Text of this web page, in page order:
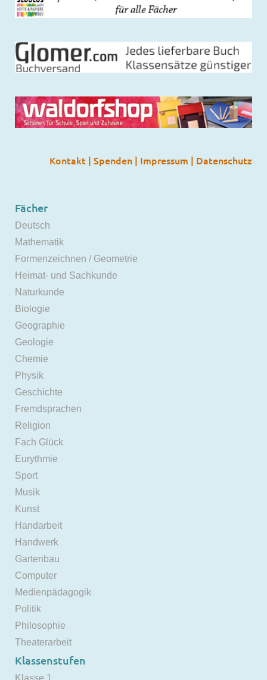
Kontakt | Spenden | Impressum | Datenschutz
Fächer
Deutsch
Mathematik
Formenzeichnen / Geometrie
Heimat- und Sachkunde
Naturkunde
Biologie
Geographie
Geologie
Chemie
Physik
Geschichte
Fremdsprachen
Religion
Fach Glück
Eurythmie
Sport
Musik
Kunst
Handarbeit
Handwerk
Gartenbau
Computer
Medienpädagogik
Politik
Philosophie
Theaterarbeit
Klassenstufen
Klasse 1